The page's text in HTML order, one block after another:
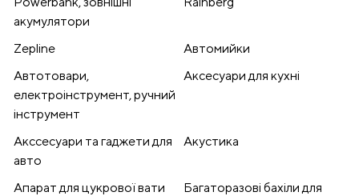
акумулятори
Zepline
Автомийки
Автотовари,
електроінструмент, ручний
інструмент
Аксесуари для кухні
Акссесуари та гаджети для
авто
Акустика
Апарат для цукрової вати
Багаторазові бахіли для